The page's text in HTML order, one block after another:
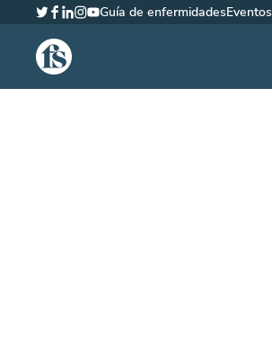
The Fish Site Española
Twitter
Facebook
LinkedIn
Instagram
YouTube
Guía de enfermidadesEventos